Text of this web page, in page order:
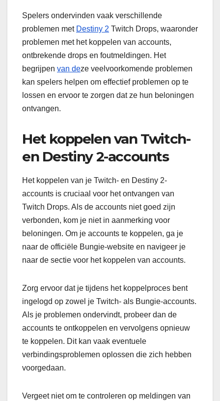
Spelers ondervinden vaak verschillende
problemen met Destiny 2 Twitch Drops, waaronder
problemen met het koppelen van accounts,
ontbrekende drops en foutmeldingen. Het
begrijpen van deze veelvoorkomende problemen
kan spelers helpen om effectief problemen op te
lossen en ervoor te zorgen dat ze hun beloningen
ontvangen.
Het koppelen van Twitch-
en Destiny 2-accounts
Het koppelen van je Twitch- en Destiny 2-
accounts is cruciaal voor het ontvangen van
Twitch Drops. Als de accounts niet goed zijn
verbonden, kom je niet in aanmerking voor
beloningen. Om je accounts te koppelen, ga je
naar de officiële Bungie-website en navigeer je
naar de sectie voor het koppelen van accounts.
Zorg ervoor dat je tijdens het koppelproces bent
ingelogd op zowel je Twitch- als Bungie-accounts.
Als je problemen ondervindt, probeer dan de
accounts te ontkoppelen en vervolgens opnieuw
te koppelen. Dit kan vaak eventuele
verbindingsproblemen oplossen die zich hebben
voorgedaan.
Vergeet niet om te controleren op meldingen van